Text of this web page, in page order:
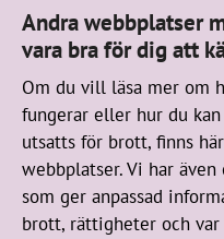
Andra webbplatser
vara bra för dig att
Om du vill läsa mer om
fungerar eller hur du
utsatts för brott, finns
webbplatser. Vi har
som ger anpassad
brott, rättigheter och var